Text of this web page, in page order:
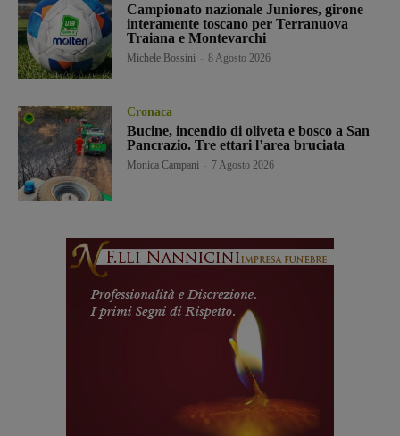
Campionato nazionale Juniores, girone
interamente toscano per Terranuova
Traiana e Montevarchi
Michele Bossini 8 Agosto 2026
Cronaca
Bucine, incendio di oliveta e bosco a San
Pancrazio. Tre ettari l’area bruciata
Monica Campani 7 Agosto 2026